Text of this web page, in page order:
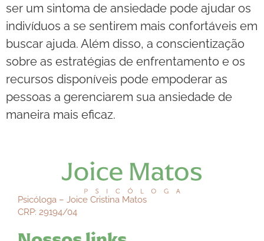
ser um sintoma de ansiedade pode ajudar os
indivíduos a se sentirem mais confortáveis em
buscar ajuda. Além disso, a conscientização
sobre as estratégias de enfrentamento e os
recursos disponíveis pode empoderar as
pessoas a gerenciarem sua ansiedade de
maneira mais eficaz.
Psicóloga – Joice Cristina Matos
CRP: 29194/04